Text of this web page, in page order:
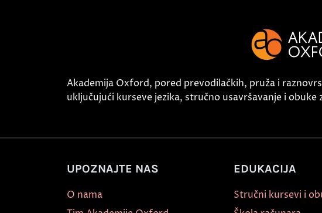
Akademija Oxford, pored prevodilačkih, pruža i
uključujući kurseve jezika, stručno usavršavanje i obuke
UPOZNAJTE NAS
O nama
EDUKACIJA
Stručni kursevi i